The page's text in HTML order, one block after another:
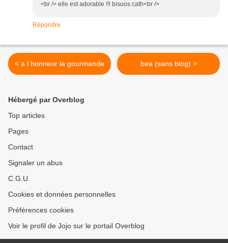
<br /> elle est adorable !!! bisuos cath<br />
Répondre
< a l honneur la gourmande bea (sans blog) >
Hébergé par Overblog
Top articles
Pages
Contact
Signaler un abus
C.G.U.
Cookies et données personnelles
Préférences cookies
Voir le profil de Jojo sur le portail Overblog